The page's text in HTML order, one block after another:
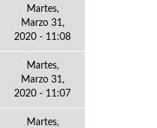
Martes,
Marzo 31,
2020 - 11:08
Martes,
Marzo 31,
2020 - 11:07
Martes,